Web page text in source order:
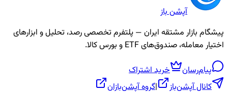
آپشن باز
پیشگام بازار مشتقه ایران — پلتفرم تخصصی رصد، تحلیل و ابزارهای
اختیار معامله، صندوق‌های ETF و بورس کالا.
پیام‌رسان
خرید اشتراک
کانال آپشن‌باز
|گروه آپشن‌بازان